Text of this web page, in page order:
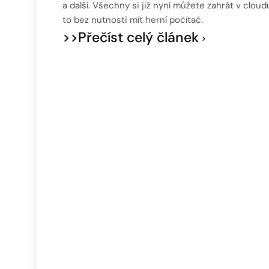
a další. Všechny si již nyní můžete zahrát v
to bez nutnosti mít herní počítač.
>>Přečíst celý článek